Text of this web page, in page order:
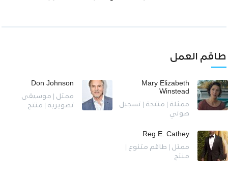
طاقم العمل
Mary Elizabeth
Winstead
ممثلة | منتجة | تسجيل
صوتي
Don Johnson
ممثل | موسيقى
تصويرية | منتج
Reg E. Cathey
ممثل | طاقم متنوع |
منتج